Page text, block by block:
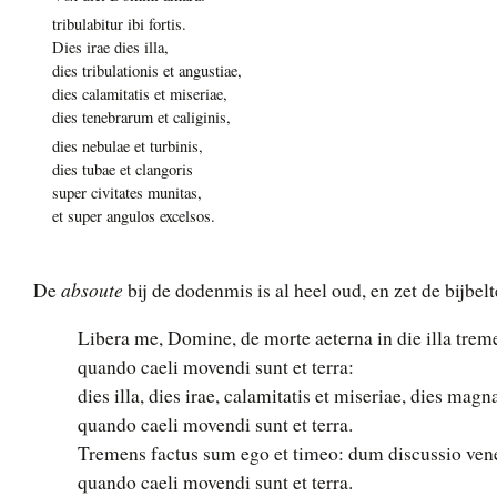
tribulabitur ibi fortis.
Dies irae dies illa,
dies tribulationis et angustiae,
dies calamitatis et miseriae,
dies tenebrarum et caliginis,
dies nebulae et turbinis,
dies tubae et clangoris
super civitates munitas,
et super angulos excelsos.
Deabsoute bij de dodenmis is al heel oud, en zet de
Libera me, Domine, de morte aeterna in die illa
quando caeli movendi sunt et terra:
dies illa, dies irae, calamitatis et miseriae, dies
quando caeli movendi sunt et terra.
Tremens factus sum ego et timeo: dum discussio
quando caeli movendi sunt et terra.